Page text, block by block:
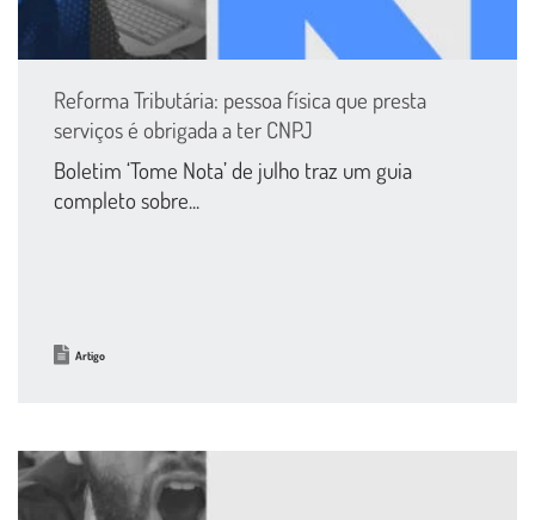
Reforma Tributária: pessoa física que presta
serviços é obrigada a ter CNPJ
Boletim ‘Tome Nota’ de julho traz um guia
completo sobre...
Artigo